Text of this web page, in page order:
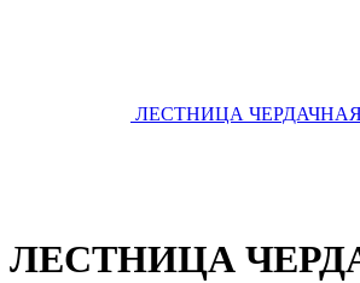
ЛЕСТНИЦА ЧЕРДАЧНАЯ
ЛЕСТНИЦА